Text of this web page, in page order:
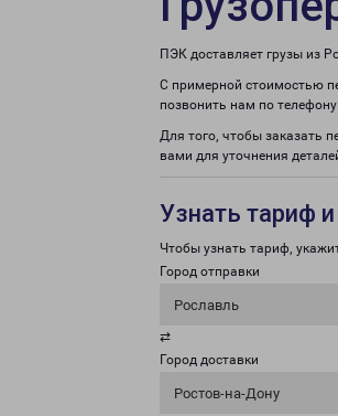
ПЭК доставляет грузы из
С примерной стоимостью
позвонить нам по телефону:
Для того, чтобы заказать
вами для уточнения
Узнать тариф
Чтобы узнать тариф,
Город отправки
Рославль
⇄
Город доставки
Ростов-на-Дону